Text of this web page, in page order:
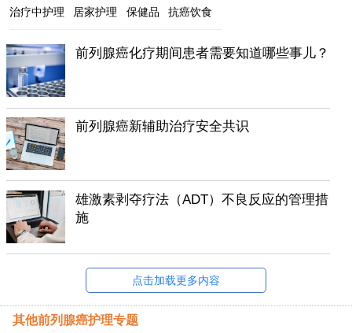
治疗中护理 居家护理 保健品 抗癌饮食
前列腺癌化疗期间患者需要知道哪些事儿？
前列腺癌新辅助治疗安全共识
雄激素剥夺疗法（ADT）不良反应的管理措
施
点击加载更多内容
其他前列腺癌护理专题